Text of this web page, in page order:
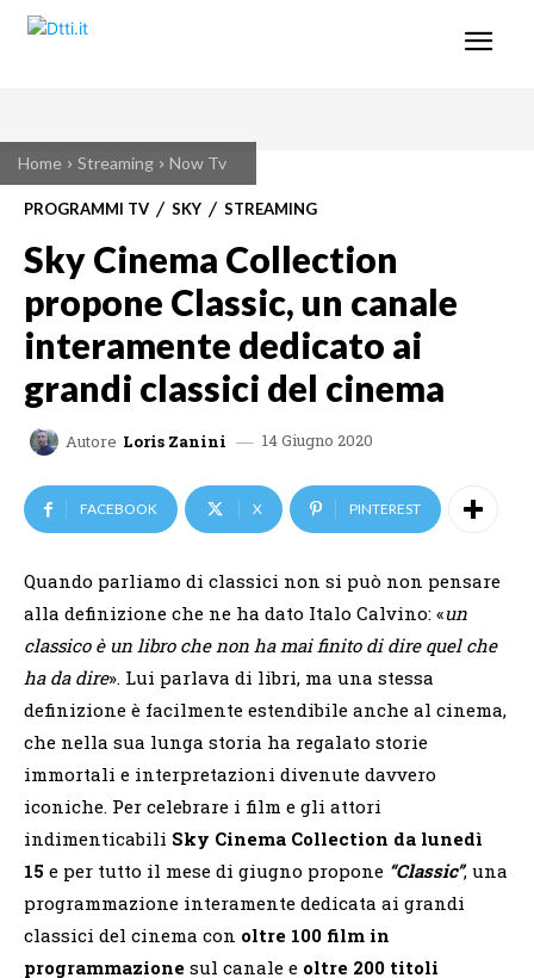
Home Streaming Now Tv
PROGRAMMI TV SKY STREAMING
Sky Cinema Collection
propone Classic, un canale
interamente dedicato ai
grandi classici del cinema
Autore Loris Zanini 14 Giugno 2020
FACEBOOK X PINTEREST
Quando parliamo di classici non si può non pensare
alla definizione che ne ha dato Italo Calvino: «un
classico è un libro che non ha mai finito di dire quel che
ha da dire». Lui parlava di libri, ma una stessa
definizione è facilmente estendibile anche al cinema,
che nella sua lunga storia ha regalato storie
immortali e interpretazioni divenute davvero
iconiche. Per celebrare i film e gli attori
indimenticabili Sky Cinema Collection da lunedì
15 e per tutto il mese di giugno propone “Classic”, una
programmazione interamente dedicata ai grandi
classici del cinema con oltre 100 film in
programmazione sul canale e oltre 200 titoli